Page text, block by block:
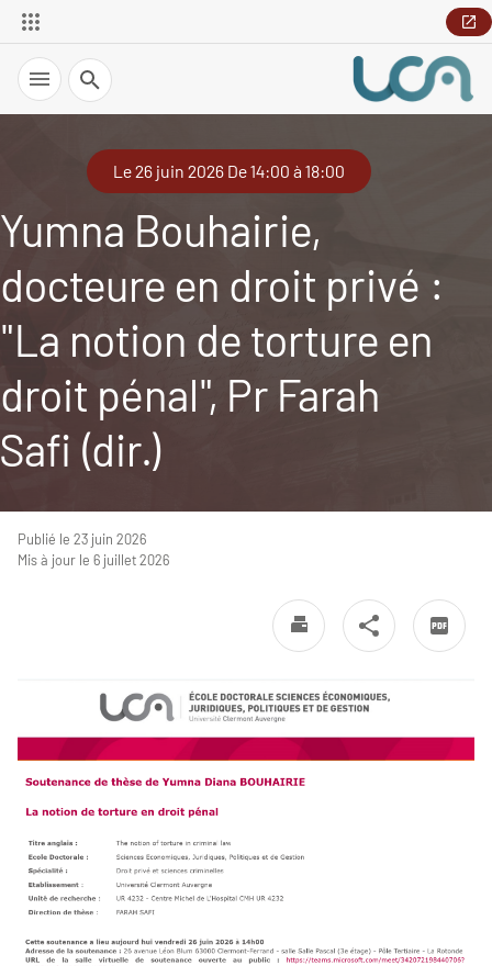
Recherche
Le 26 juin 2026 De 14:00 à 18:00
Yumna Bouhairie,
docteure en droit privé :
"La notion de torture en
droit pénal", Pr Farah
Safi (dir.)
Publié le 23 juin 2026
Mis à jour le 6 juillet 2026